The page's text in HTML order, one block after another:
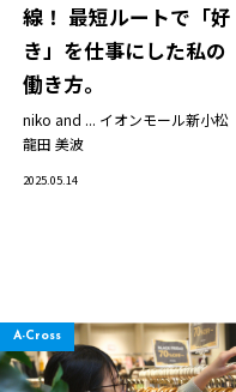
サス
線！ 最短ルートで「好
き」を仕事にした私の
働き方。
niko and ... イオンモール新小松
龍田 美波
2025.05.14
A-Cross